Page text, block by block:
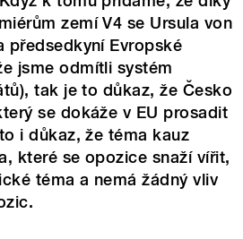
zemí V4 se Ursula von
předsedkyní Evropské
jsme odmítli systém
tak je to důkaz, že Česko
se dokáže v EU prosadit
i důkaz, že téma kauz
které se opozice snaží vířit,
téma a nemá žádný vliv